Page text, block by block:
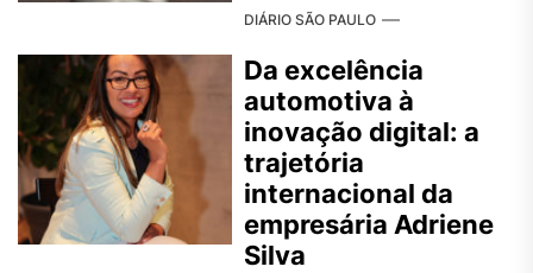
DIÁRIO SÃO PAULO
Da excelência
automotiva à
inovação digital: a
trajetória
internacional da
empresária Adriene
Silva